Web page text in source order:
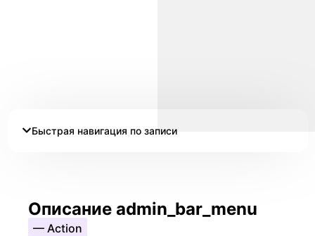
Быстрая навигация по записи
Описание admin_bar_menu
— Action